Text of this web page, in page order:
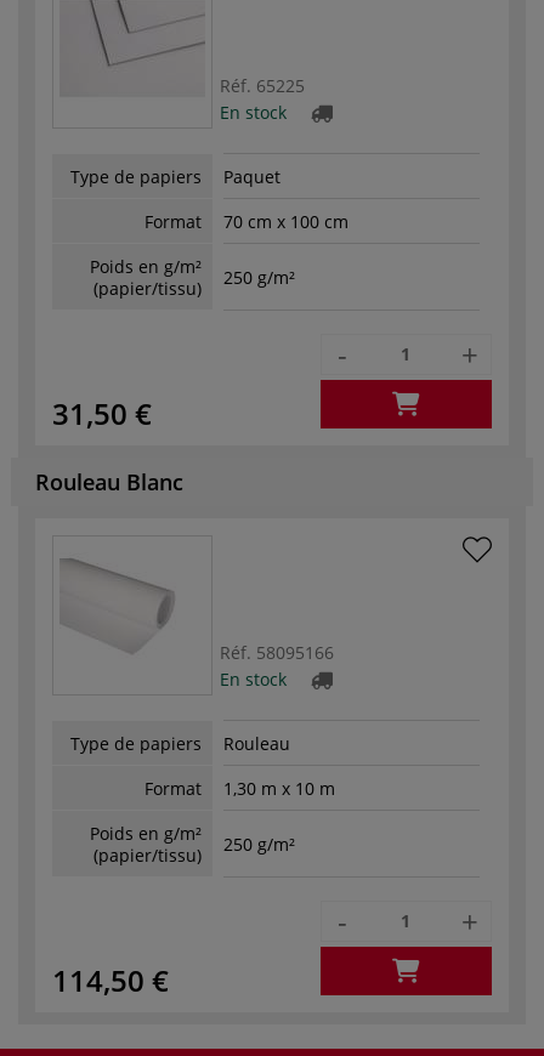
Réf. 65225
En stock
Type de papiers
Paquet
Format
70 cm x 100 cm
Poids en g/m²
(papier/tissu)
250 g/m²
31,50 €
- +
Rouleau Blanc
Réf. 58095166
En stock
Type de papiers
Rouleau
Format
1,30 m x 10 m
Poids en g/m²
(papier/tissu)
250 g/m²
114,50 €
- +